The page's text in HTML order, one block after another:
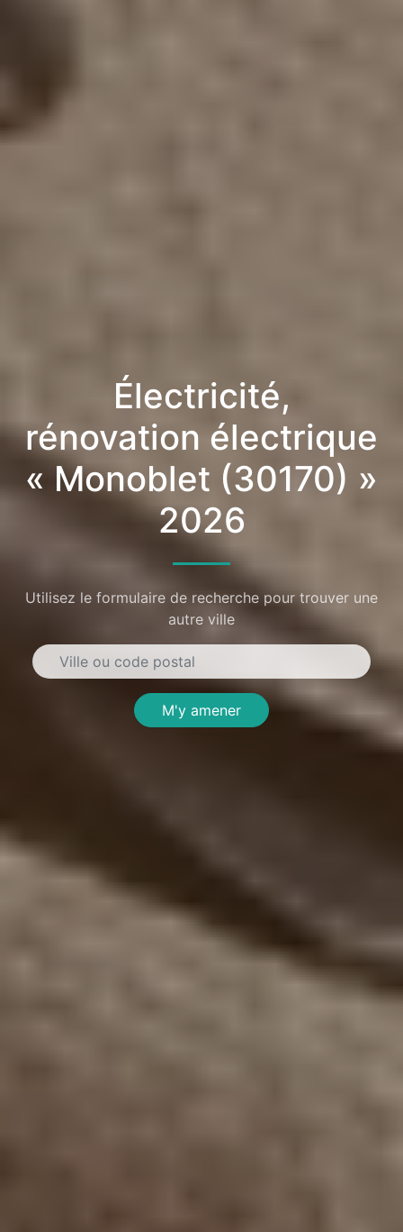
Électricité,
rénovation électrique
« Monoblet (30170) »
2026
Utilisez le formulaire de recherche pour trouver une
autre ville
M'y amener